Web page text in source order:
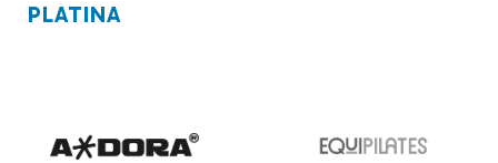
PLATINA